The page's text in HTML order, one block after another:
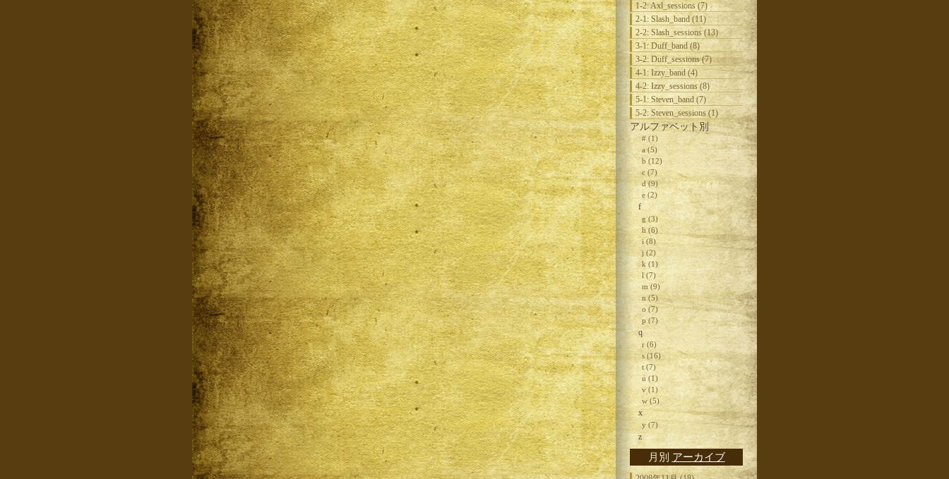
1-2: Axl_sessions (7)
2-1: Slash_band (11)
2-2: Slash_sessions (13)
3-1: Duff_band (8)
3-2: Duff_sessions (7)
4-1: Izzy_band (4)
4-2: Izzy_sessions (8)
5-1: Steven_band (7)
5-2: Steven_sessions (1)
アルファベット別
# (1)
a (5)
b (12)
c (7)
d (9)
e (2)
f
g (3)
h (6)
i (8)
j (2)
k (1)
l (7)
m (9)
n (5)
o (7)
p (7)
q
r (6)
s (16)
t (7)
u (1)
v (1)
w (5)
x
y (7)
z
月別 アーカイブ